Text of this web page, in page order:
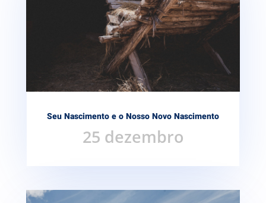
Seu Nascimento e o Nosso Novo Nascimento
25 dezembro